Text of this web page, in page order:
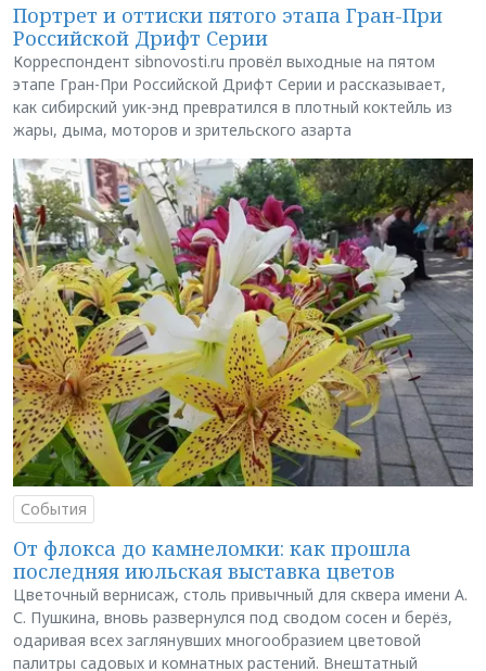
Портрет и оттиски пятого этапа Гран-При
Российской Дрифт Серии
Корреспондент sibnovosti.ru провёл выходные на пятом
этапе Гран-При Российской Дрифт Серии и рассказывает,
как сибирский уик-энд превратился в плотный коктейль из
жары, дыма, моторов и зрительского азарта
События
От флокса до камнеломки: как прошла
последняя июльская выставка цветов
Цветочный вернисаж, столь привычный для сквера имени А.
С. Пушкина, вновь развернулся под сводом сосен и берёз,
одаривая всех заглянувших многообразием цветовой
палитры садовых и комнатных растений. Внештатный